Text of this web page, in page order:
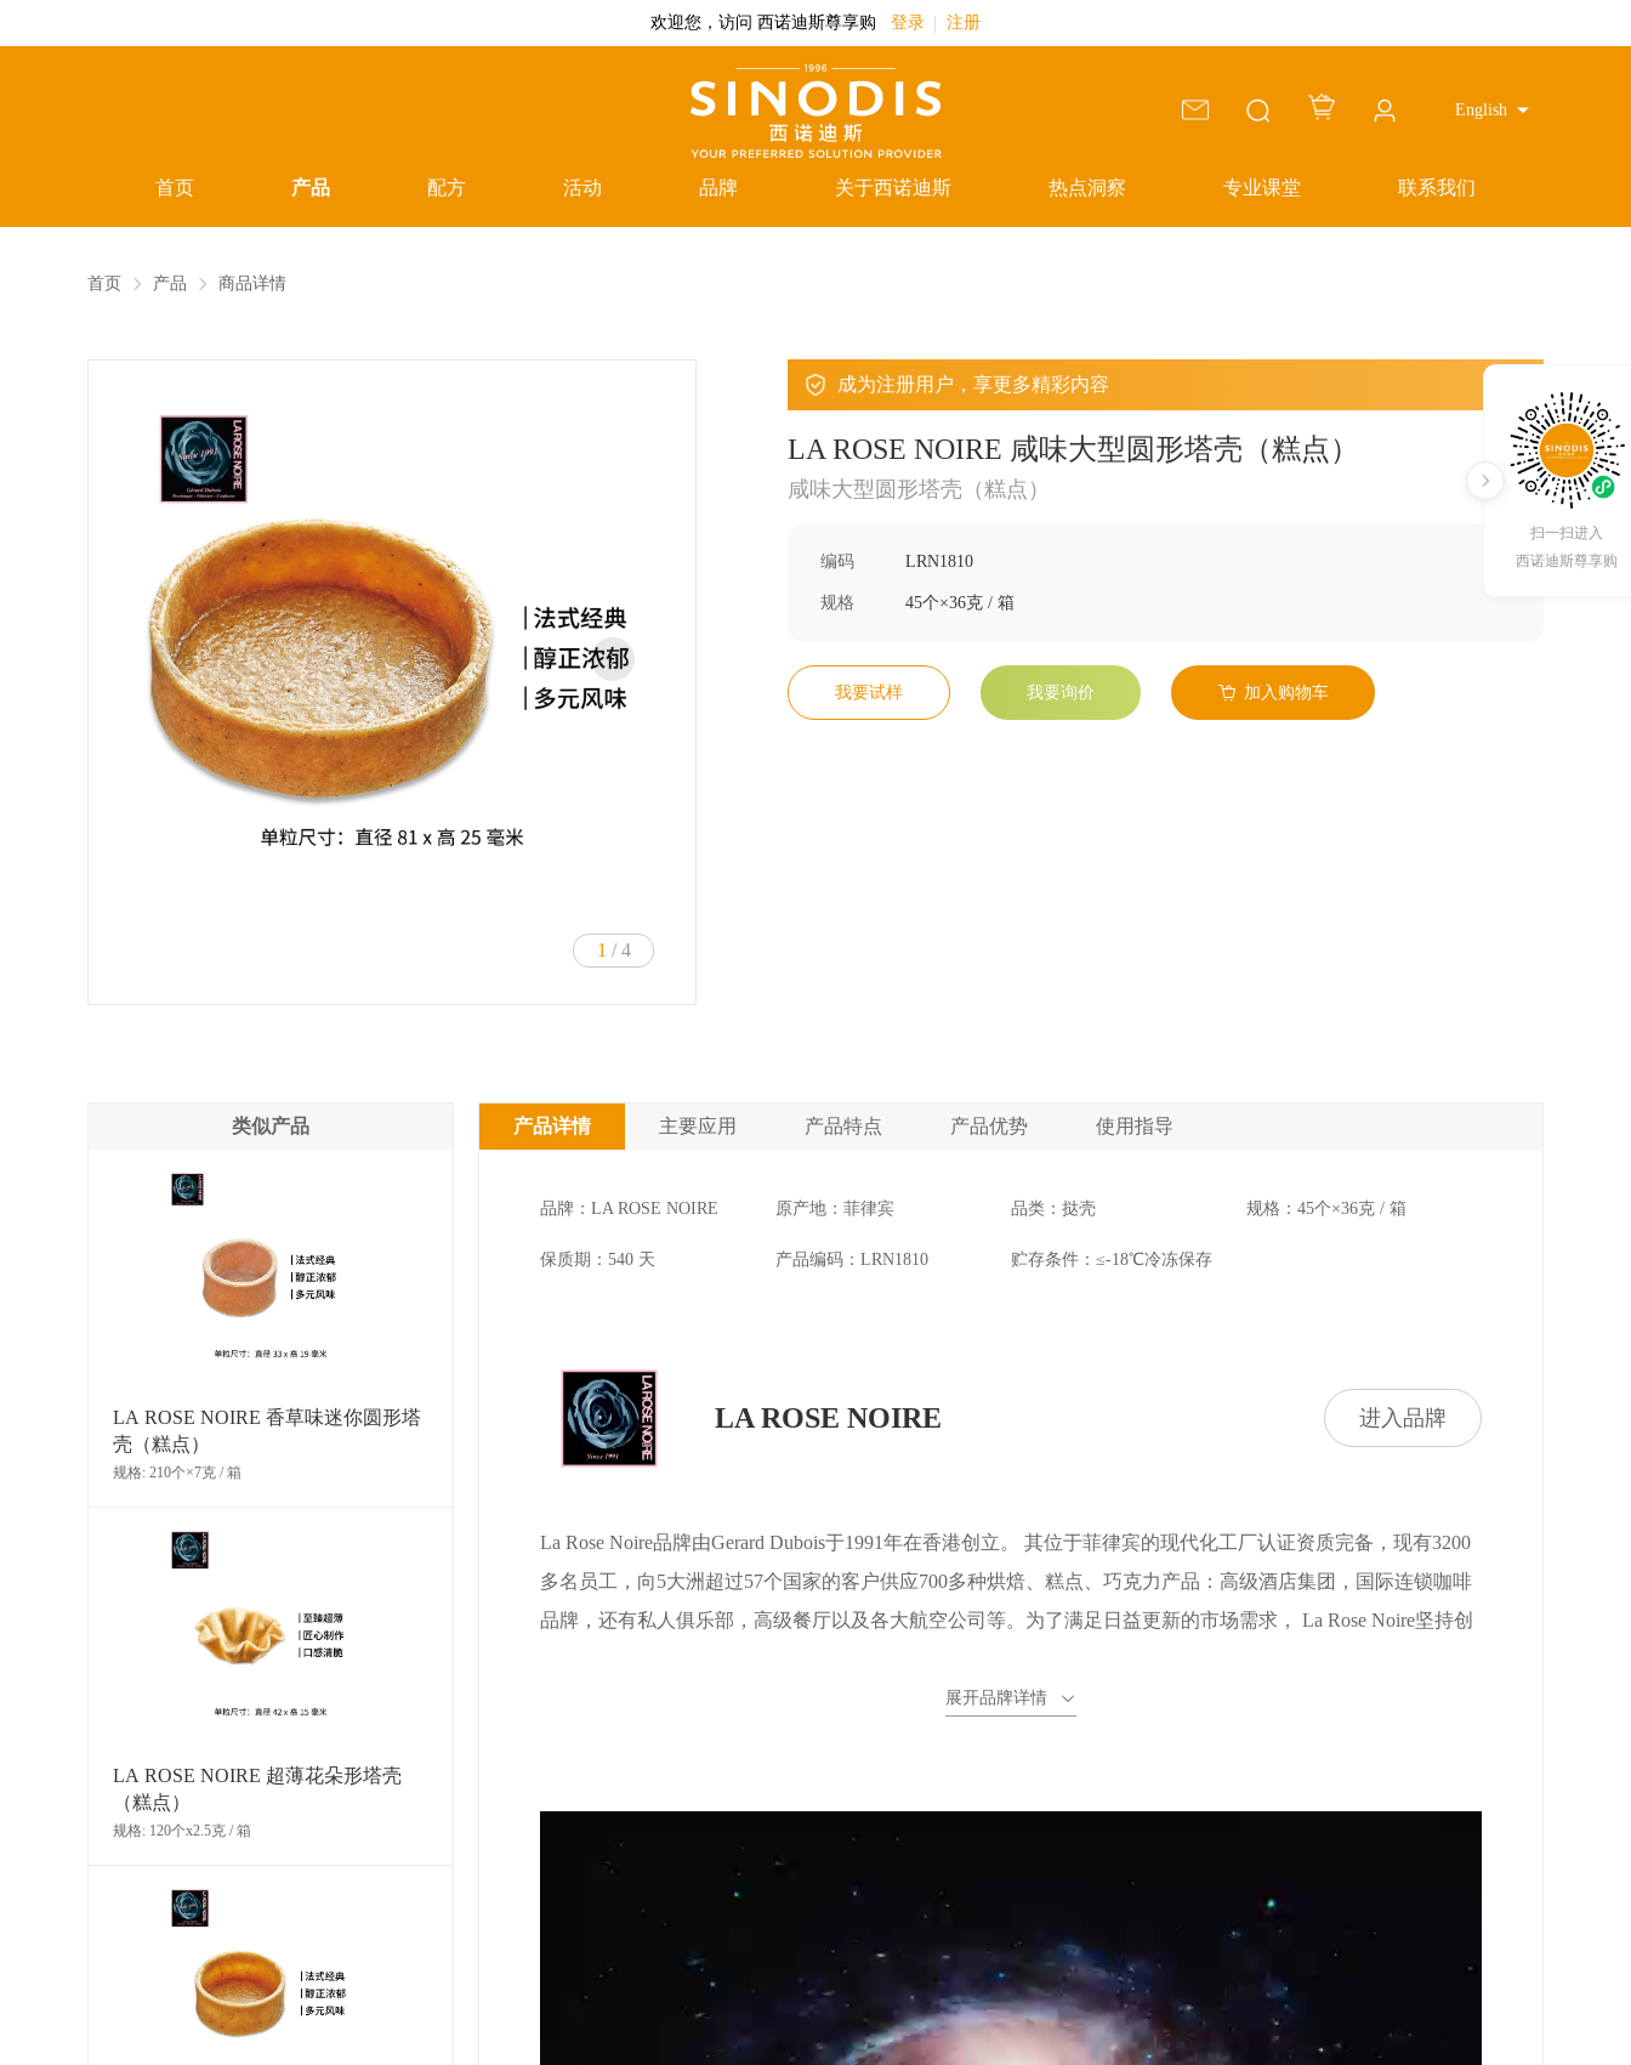
欢迎您，访问 西诺迪斯尊享购 登录 注册
English
首页 产品 配方 活动 品牌 关于西诺迪斯 热点洞察 专业课堂 联系我们
扫一扫进入
西诺迪斯尊享购
首页 产品 商品详情
1 / 4
成为注册用户，享更多精彩内容
LA ROSE NOIRE 咸味大型圆形塔壳（糕点）
咸味大型圆形塔壳（糕点）
编码 LRN1810
规格 45个×36克 / 箱
我要试样 我要询价 加入购物车
类似产品
LA ROSE NOIRE 香草味迷你圆形塔
壳（糕点）
规格: 210个×7克 / 箱
LA ROSE NOIRE 超薄花朵形塔壳
（糕点）
规格: 120个x2.5克 / 箱
产品详情 主要应用 产品特点 产品优势 使用指导
品牌：LA ROSE NOIRE 原产地：菲律宾 品类：挞壳 规格：45个×36克 / 箱
保质期：540 天 产品编码：LRN1810 贮存条件：≤-18℃冷冻保存
LA ROSE NOIRE 进入品牌
La Rose Noire品牌由Gerard Dubois于1991年在香港创立。 其位于菲律宾的现代化工厂认证资质完备，现有3200
多名员工，向5大洲超过57个国家的客户供应700多种烘焙、糕点、巧克力产品：高级酒店集团，国际连锁咖啡
品牌，还有私人俱乐部，高级餐厅以及各大航空公司等。为了满足日益更新的市场需求， La Rose Noire坚持创
展开品牌详情